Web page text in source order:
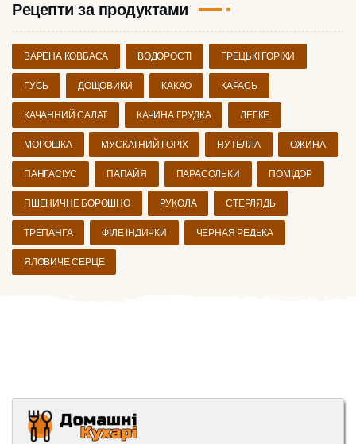
Рецепти за продуктами
ВАРЕНА КОВБАСА ВОДОРОСТІ ГРЕЦЬКІ ГОРІХИ
ГУСЬ ДОЩОВИКИ КАКАО КАРАСЬ
КАЧАННИЙ САЛАТ КАЧИНА ГРУДКА ЛЕГКЕ
МОРОШКА МУСКАТНИЙ ГОРІХ НУТЕЛЛА ОЖИНА
ПАНГАСІУС ПАПАЙЯ ПАРАСОЛЬКИ ПОМІДОР
ПШЕНИЧНЕ БОРОШНО РУКОЛА СТЕРЛЯДЬ
ТРЕПАНГА ФІЛЕ ІНДИЧКИ ЧЕРНАЯ РЕДЬКА
ЯЛОВИЧЕ СЕРЦЕ